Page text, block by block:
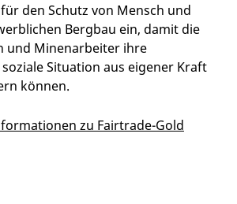
den Schutz von Mensch und
Bergbau ein, damit die
und Minenarbeiter ihre
Situation aus eigener Kraft
können.
zu Fairtrade-Gold